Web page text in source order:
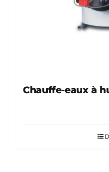
Chauffe-eaux à